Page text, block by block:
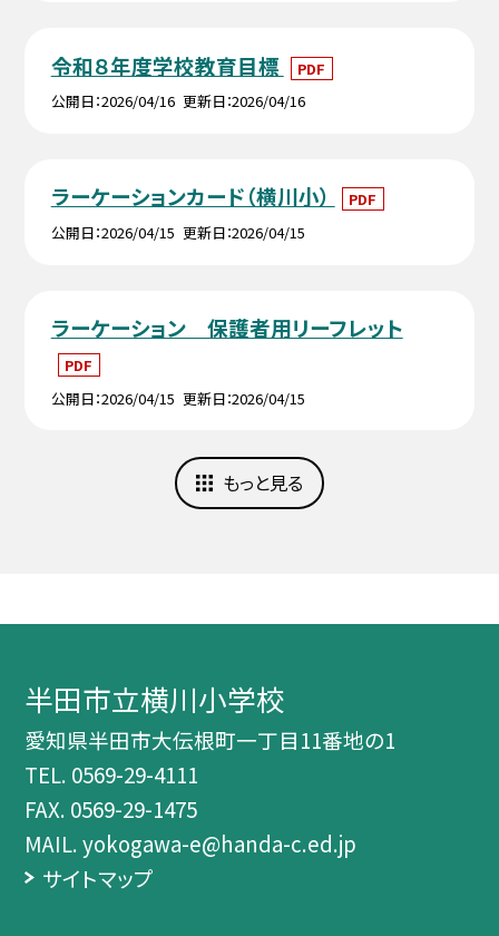
令和８年度学校教育目標
PDF
公開日 2026/04/16 更新日 2026/04/16
ラーケーションカード（横川小）
PDF
公開日 2026/04/15 更新日 2026/04/15
ラーケーション 保護者用リーフレット
PDF
公開日 2026/04/15 更新日 2026/04/15
もっと見る
半田市立横川小学校
愛知県半田市大伝根町一丁目11番地の1
TEL. 0569-29-4111
FAX. 0569-29-1475
MAIL. yokogawa-e@handa-c.ed.jp
サイトマップ